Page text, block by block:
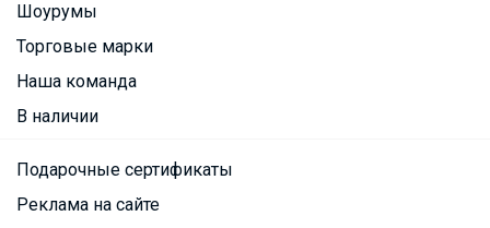
Шоурумы
Торговые марки
Наша команда
В наличии
Подарочные сертификаты
Реклама на сайте